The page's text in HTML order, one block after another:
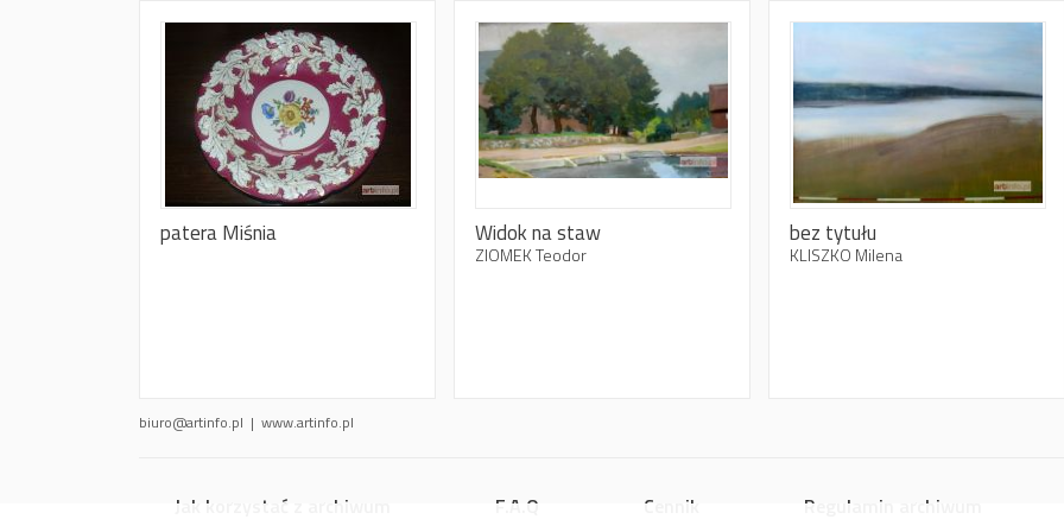
patera Miśnia Widok na staw
ZIOMEK Teodor
bez tytułu
KLISZKO Milena
biuro@artinfo.pl | www.artinfo.pl
Jak korzystać z archiwum F.A.Q Cennik Regulamin archiwum